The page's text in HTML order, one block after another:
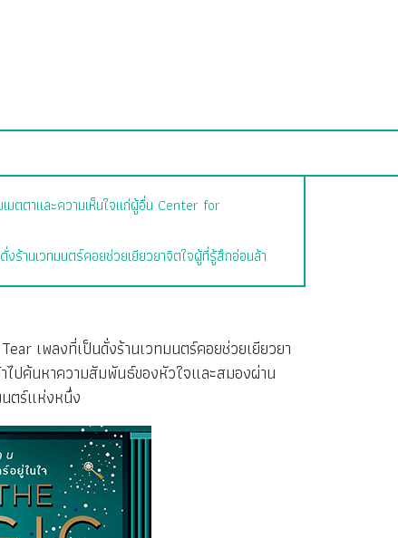
ตตาและความเห็นใจแก่ผู้อื่น Center for
านเวทมนตร์คอยช่วยเยียวยาจิตใจผู้ที่รู้สึกอ่อนล้า
เพลงที่เป็นดั่งร้านเวทมนตร์คอยช่วยเยียวยา
ไปค้นหาความสัมพันธ์ของหัวใจและสมองผ่าน
นตร์แห่งหนึ่ง